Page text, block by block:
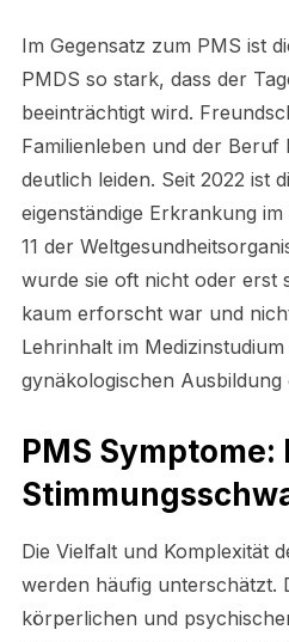
Im Gegensatz zum PMS ist
PMDS so stark, dass der
beeinträchtigt wird.
Familienleben und der Beruf
deutlich leiden. Seit 2022 ist
eigenständige Erkrankung
11 der
wurde sie oft nicht oder erst
kaum erforscht war und
Lehrinhalt im
gynäkologischen Ausbildung
PMS Symptome:
Die Vielfalt und Komplexität
werden häufig unterschätzt.
körperlichen und